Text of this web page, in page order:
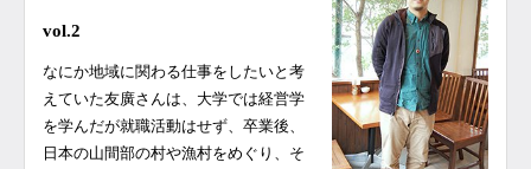
vol.2
なにか地域に関わる仕事をしたいと考
えていた友廣さんは、大学では経営学
を学んだが就職活動はせず、卒業後、
日本の山間部の村や漁村をめぐり、そ